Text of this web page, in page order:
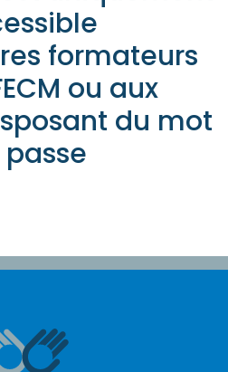
formateurs
ou aux
du mot